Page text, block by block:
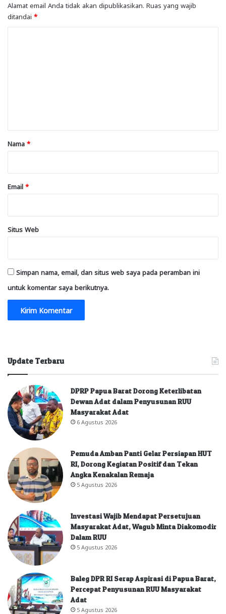
Alamat email Anda tidak akan dipublikasikan. Ruas yang wajib
ditandai *
rNama *
Email *
Situs Web
Simpan nama, email, dan situs web saya pada peramban ini
untuk komentar saya berikutnya.
Update Terbaru
DPRP Papua Barat Dorong Keterlibatan
Dewan Adat dalam Penyusunan RUU
Masyarakat Adat
6 Agustus 2026
Pemuda Amban Panti Gelar Persiapan HUT
RI, Dorong Kegiatan Positif dan Tekan
Angka Kenakalan Remaja
5 Agustus 2026
Investasi Wajib Mendapat Persetujuan
Masyarakat Adat, Wagub Minta Diakomodir
Dalam RUU
5 Agustus 2026
Baleg DPR RI Serap Aspirasi di Papua Barat,
Percepat Penyusunan RUU Masyarakat
Adat
5 Agustus 2026